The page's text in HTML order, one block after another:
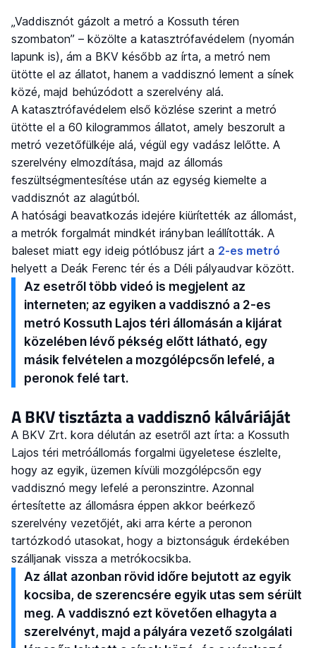
„Vaddisznót gázolt a metró a Kossuth téren
szombaton” – közölte a katasztrófavédelem (nyomán
lapunk is), ám a BKV később az írta, a metró nem
ütötte el az állatot, hanem a vaddisznó lement a sínek
közé, majd behúzódott a szerelvény alá.
A katasztrófavédelem első közlése szerint a metró
ütötte el a 60 kilogrammos állatot, amely beszorult a
metró vezetőfülkéje alá, végül egy vadász lelőtte. A
szerelvény elmozdítása, majd az állomás
feszültségmentesítése után az egység kiemelte a
vaddisznót az alagútból.
A hatósági beavatkozás idejére kiürítették az állomást,
a metrók forgalmát mindkét irányban leállították. A
baleset miatt egy ideig pótlóbusz járt a 2-es metró
helyett a Deák Ferenc tér és a Déli pályaudvar között.
Az esetről több videó is megjelent az
interneten; az egyiken a vaddisznó a 2-es
metró Kossuth Lajos téri állomásán a kijárat
közelében lévő pékség előtt látható, egy
másik felvételen a mozgólépcsőn lefelé, a
peronok felé tart.
A BKV tisztázta a vaddisznó kálváriáját
A BKV Zrt. kora délután az esetről azt írta: a Kossuth
Lajos téri metróállomás forgalmi ügyeletese észlelte,
hogy az egyik, üzemen kívüli mozgólépcsőn egy
vaddisznó megy lefelé a peronszintre. Azonnal
értesítette az állomásra éppen akkor beérkező
szerelvény vezetőjét, aki arra kérte a peronon
tartózkodó utasokat, hogy a biztonságuk érdekében
szálljanak vissza a metrókocsikba.
Az állat azonban rövid időre bejutott az egyik
kocsiba, de szerencsére egyik utas sem sérült
meg. A vaddisznó ezt követően elhagyta a
szerelvényt, majd a pályára vezető szolgálati